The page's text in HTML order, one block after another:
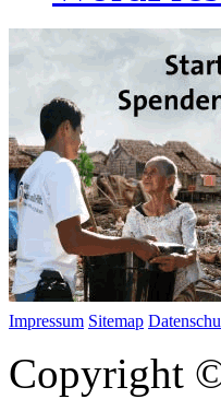
Impressum Sitemap
Copyright